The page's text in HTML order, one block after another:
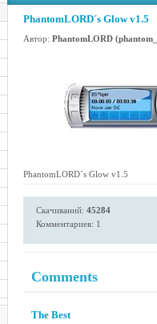
PhantomLORD´s Glow v1.5
Автор: PhantomLORD
PhantomLORD´s Glow v1.5
Скачиваний: 45284
Комментариев: 1
Comments
The Best